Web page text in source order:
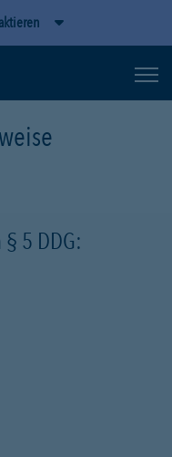
5 DDG: